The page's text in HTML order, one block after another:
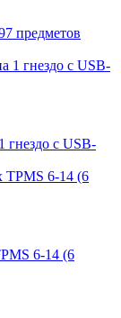
предметов
гнездо с USB-
6-14 (6